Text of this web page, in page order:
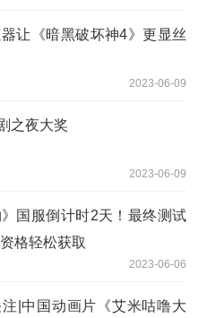
让《暗黑破坏神4》更显丝
2023-06-09
之夜大奖
2023-06-09
》国服倒计时2天！最终测试
格轻松获取
2023-06-06
|中国动画片《艾米咕噜大